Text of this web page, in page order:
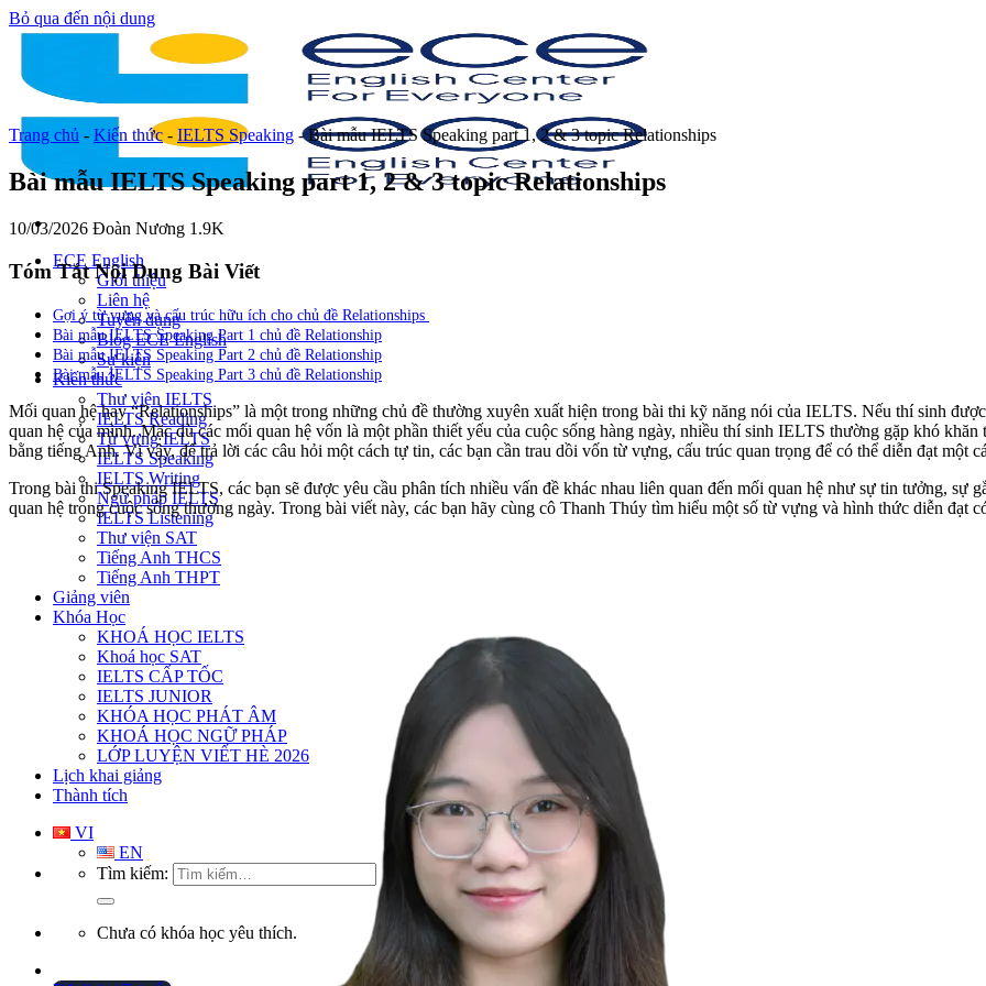
Bỏ qua đến nội dung
ECE English
Giới thiệu
Liên hệ
Tuyển dụng
Blog ECE English
Sự kiện
Kiến thức
Thư viện IELTS
IELTS Reading
Từ vựng IELTS
IELTS Speaking
IELTS Writing
Ngữ pháp IELTS
IELTS Listening
Thư viện SAT
Tiếng Anh THCS
Tiếng Anh THPT
Giảng viên
Khóa Học
KHOÁ HỌC IELTS
Khoá học SAT
IELTS CẤP TỐC
IELTS JUNIOR
KHÓA HỌC PHÁT ÂM
KHOÁ HỌC NGỮ PHÁP
LỚP LUYỆN VIẾT HÈ 2026
Lịch khai giảng
Thành tích
VI
EN
Tìm kiếm:
Chưa có khóa học yêu thích.
Trang chủ - Kiến thức - IELTS Speaking -Bài mẫu IELTS Speaking part 1, 2 & 3 topic Relationships
Bài mẫu IELTS Speaking part 1, 2 & 3 topic Relationships
10/03/2026 Đoàn Nương 1.9K
Tóm Tắt Nội Dung Bài Viết
Gợi ý từ vựng và cấu trúc hữu ích cho chủ đề Relationships
Bài mẫu IELTS Speaking Part 1 chủ đề Relationship
Bài mẫu IELTS Speaking Part 2 chủ đề Relationship
Bài mẫu IELTS Speaking Part 3 chủ đề Relationship
Mối quan hệ hay “Relationships” là một trong những chủ đề thường xuyên xuất hiện trong bài thi kỹ năng nói của IELTS. Nếu thí sinh
quan hệ của mình.Mặc dù các mối quan hệ vốn là một phần thiết yếu của cuộc sống hàng ngày, nhiều thí sinh IELTS thường gặp khó
bằng tiếng Anh. Vì vậy, để trả lời các câu hỏi một cách tự tin, các bạn cần trau dồi vốn từ vựng, cấu trúc quan trọng để có thể diễn đạt một
Trong bài thi Speaking IELTS, các bạn sẽ được yêu cầu phân tích nhiều vấn đề khác nhau liên quan đến mối quan hệ như sự tin tưởng, sự
quan hệ trong cuộc sống thường ngày. Trong bài viết này, các bạn hãy cùng cô Thanh Thúy tìm hiểu một số từ vựng và hình thức diễn đạt